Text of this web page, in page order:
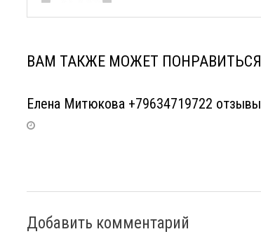
ВАМ ТАКЖЕ МОЖЕТ ПОНРАВИТЬСЯ
Елена Митюкова +79634719722 отзывы
Добавить комментарий